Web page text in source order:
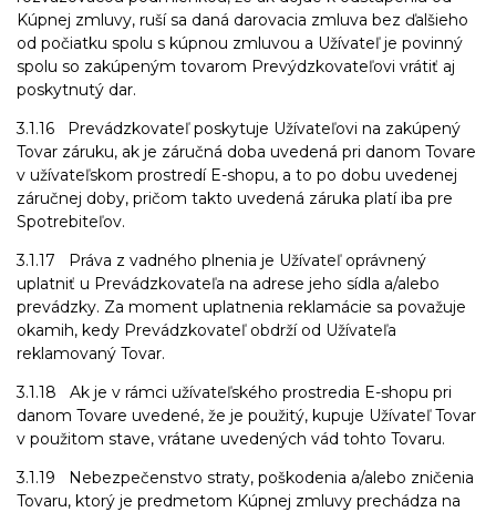
Kúpnej zmluvy, ruší sa daná darovacia zmluva bez ďalšieho
od počiatku spolu s kúpnou zmluvou a Užívateľ je povinný
spolu so zakúpeným tovarom Prevýdzkovateľovi vrátiť aj
poskytnutý dar.
3.1.16 Prevádzkovateľ poskytuje Užívateľovi na zakúpený
Tovar záruku, ak je záručná doba uvedená pri danom Tovare
v užívateľskom prostredí E-shopu, a to po dobu uvedenej
záručnej doby, pričom takto uvedená záruka platí iba pre
Spotrebiteľov.
3.1.17 Práva z vadného plnenia je Užívateľ oprávnený
uplatniť u Prevádzkovateľa na adrese jeho sídla a/alebo
prevádzky. Za moment uplatnenia reklamácie sa považuje
okamih, kedy Prevádzkovateľ obdrží od Užívateľa
reklamovaný Tovar.
3.1.18 Ak je v rámci užívateľského prostredia E-shopu pri
danom Tovare uvedené, že je použitý, kupuje Užívateľ Tovar
v použitom stave, vrátane uvedených vád tohto Tovaru.
3.1.19 Nebezpečenstvo straty, poškodenia a/alebo zničenia
Tovaru, ktorý je predmetom Kúpnej zmluvy prechádza na